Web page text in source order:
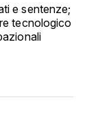
e sentenze;
tecnologico